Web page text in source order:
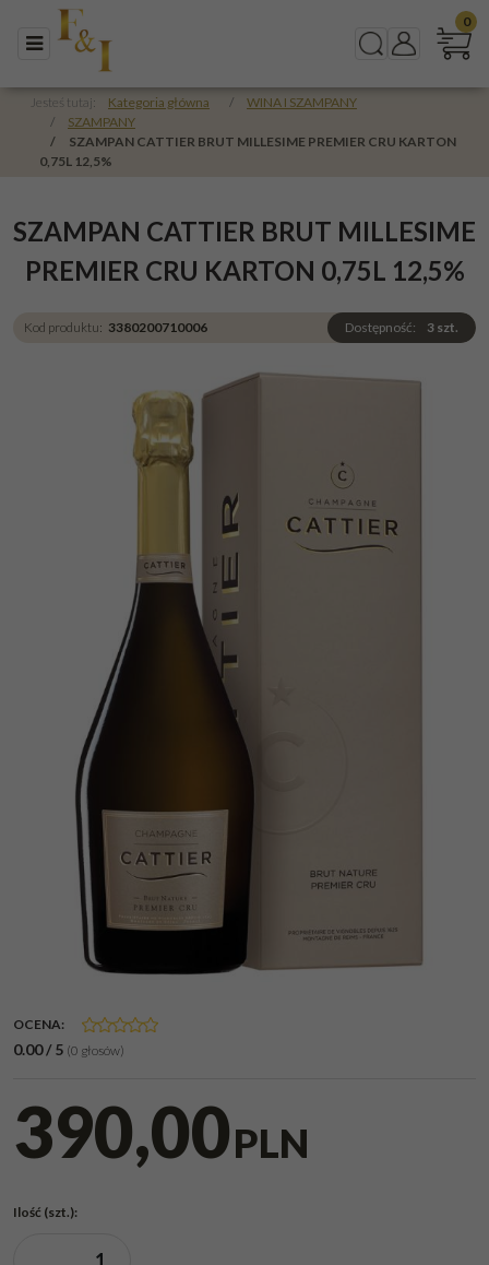
Menu SzukajPanel
0
Jesteś tutaj: Kategoria główna /
WINA I SZAMPANY
/
SZAMPANY
/
SZAMPAN CATTIER BRUT MILLESIME PREMIER CRU KARTON
0,75L 12,5%
SZAMPAN CATTIER BRUT MILLESIME
PREMIER CRU KARTON 0,75L 12,5%
Kod produktu: 3380200710006 Dostępność: 3 szt.
OCENA:
0.00/5 (0 głosów)
390,00PLN
Ilość (szt.):